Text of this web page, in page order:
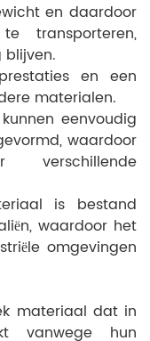
en daardoor
transporteren,
en een
materialen.
eenvoudig
waardoor
is bestand
waardoor het
omgevingen
materiaal dat in
vanwege hun